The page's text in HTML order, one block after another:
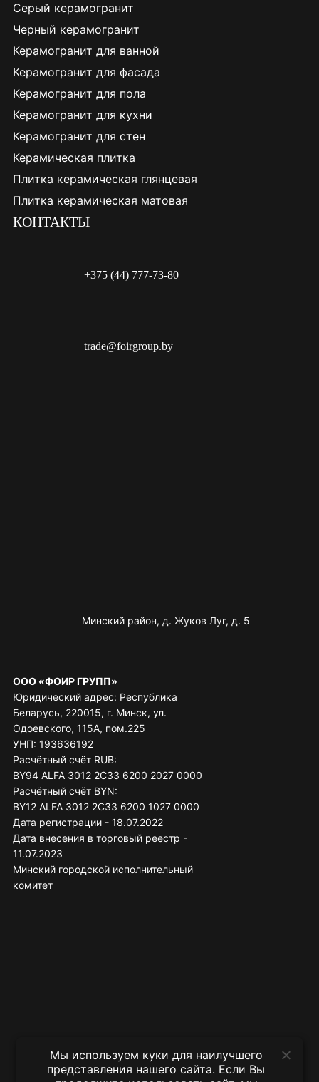
Серый керамогранит
Черный керамогранит
Керамогранит для ванной
Керамогранит для фасада
Керамогранит для пола
Керамогранит для кухни
Керамогранит для стен
Керамическая плитка
Плитка керамическая глянцевая
Плитка керамическая матовая
КОНТАКТЫ
+375 (44) 777-73-80
trade@foirgroup.by
Минский район, д. Жуков Луг, д. 5
ООО «ФОИР ГРУПП»
Юридический адрес: Республика
Беларусь, 220015, г. Минск, ул.
Одоевского, 115А, пом.225
УНП: 193636192
Расчётный счёт RUB:
BY94 ALFA 3012 2C33 6200 2027 0000
Расчётный счёт BYN:
BY12 ALFA 3012 2C33 6200 1027 0000
Дата регистрации - 18.07.2022
Дата внесения в торговый реестр -
11.07.2023
Минский городской исполнительный
комитет
Мы используем куки для наилучшего
представления нашего сайта. Если Вы